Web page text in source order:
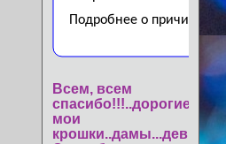
Всем, всем
спасибо!!!..дорогие
мои
крошки..дамы...девы!!